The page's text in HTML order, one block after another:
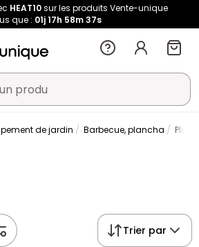
HEAT10sur les produits Vente-unique
que : 01j17h 58m36s
de jardin Barbecue, plancha
Trier par